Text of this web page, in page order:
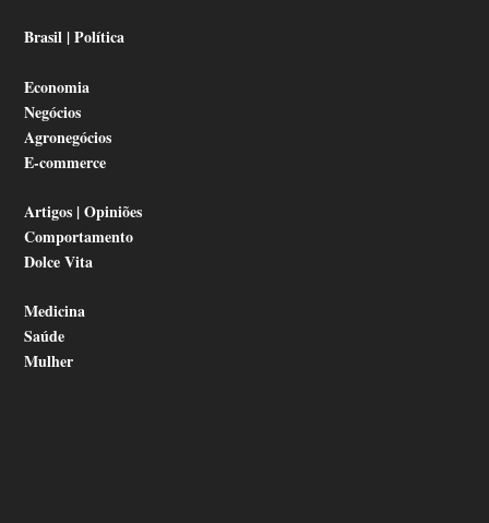
Brasil | Política
Economia
Negócios
Agronegócios
E-commerce
Artigos | Opiniões
Comportamento
Dolce Vita
Medicina
Saúde
Mulher